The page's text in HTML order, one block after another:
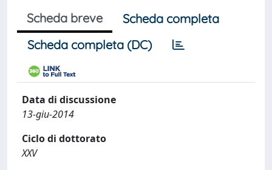
Scheda breve
Scheda completa
Scheda completa (DC)
Data di discussione
13-giu-2014
Ciclo di dottorato
XXV